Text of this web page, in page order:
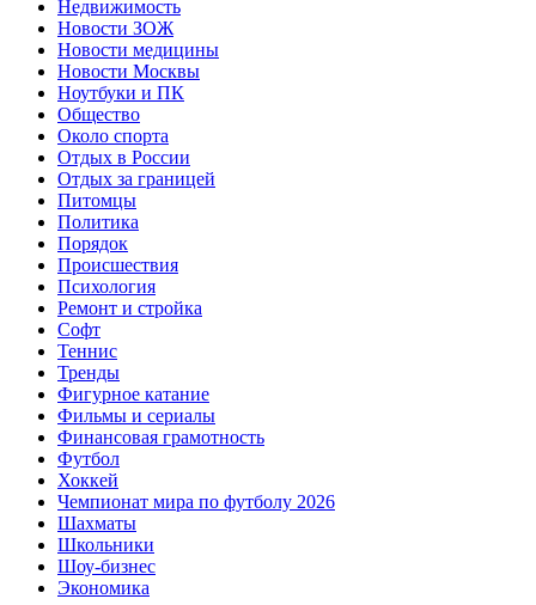
Недвижимость
Новости ЗОЖ
Новости медицины
Новости Москвы
Ноутбуки и ПК
Общество
Около спорта
Отдых в России
Отдых за границей
Питомцы
Политика
Порядок
Происшествия
Психология
Ремонт и стройка
Софт
Теннис
Тренды
Фигурное катание
Фильмы и сериалы
Финансовая грамотность
Футбол
Хоккей
Чемпионат мира по футболу 2026
Шахматы
Школьники
Шоу-бизнес
Экономика